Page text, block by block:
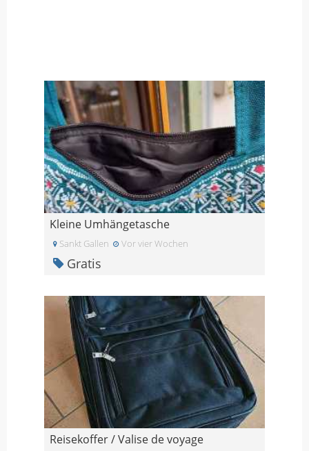
Kleine Umhängetasche
Sankt Gallen Vor vier Wochen
Gratis
Reisekoffer / Valise de voyage